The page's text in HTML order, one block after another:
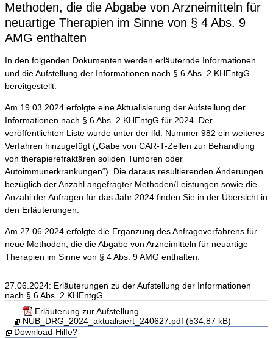
Methoden, die die Abgabe von Arzneimitteln für
neuartige Therapien im Sinne von § 4 Abs. 9
AMG enthalten
In den folgenden Dokumenten werden erläuternde Informationen
und die Aufstellung der Informationen nach § 6 Abs. 2 KHEntgG
bereitgestellt.
Am 19.03.2024 erfolgte eine Aktualisierung der Aufstellung der
Informationen nach § 6 Abs. 2 KHEntgG für 2024. Der
veröffentlichten Liste wurde unter der lfd. Nummer 982 ein weiteres
Verfahren hinzugefügt („Gabe von CAR-T-Zellen zur Behandlung
von therapierefraktären soliden Tumoren oder
Autoimmunerkrankungen“). Die daraus resultierenden Änderungen
bezüglich der Anzahl angefragter Methoden/Leistungen sowie die
Anzahl der Anfragen für das Jahr 2024 finden Sie in der Übersicht in
den Erläuterungen.
Am 27.06.2024 erfolgte die Ergänzung des Anfrageverfahrens für
neue Methoden, die die Abgabe von Arzneimitteln für neuartige
Therapien im Sinne von § 4 Abs. 9 AMG enthalten.
27.06.2024: Erläuterungen zu der Aufstellung der Informationen
nach § 6 Abs. 2 KHEntgG
Erläuterung zur Aufstellung
NUB_DRG_2024_aktualisiert_240627.pdf (534,87 kB)
Download-Hilfe?